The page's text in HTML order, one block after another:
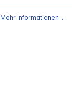
Mehr Informationen ...